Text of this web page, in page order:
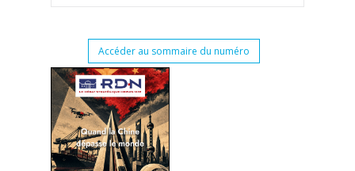
Accéder au sommaire du numéro